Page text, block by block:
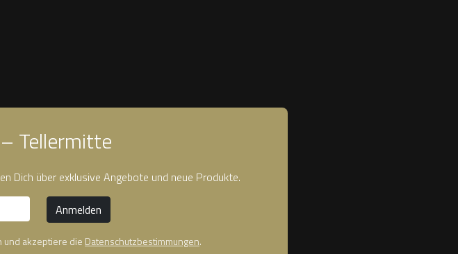
Tellermitte
Dich über exklusive Angebote und neue Produkte.
und akzeptiere die Datenschutzbestimmungen.